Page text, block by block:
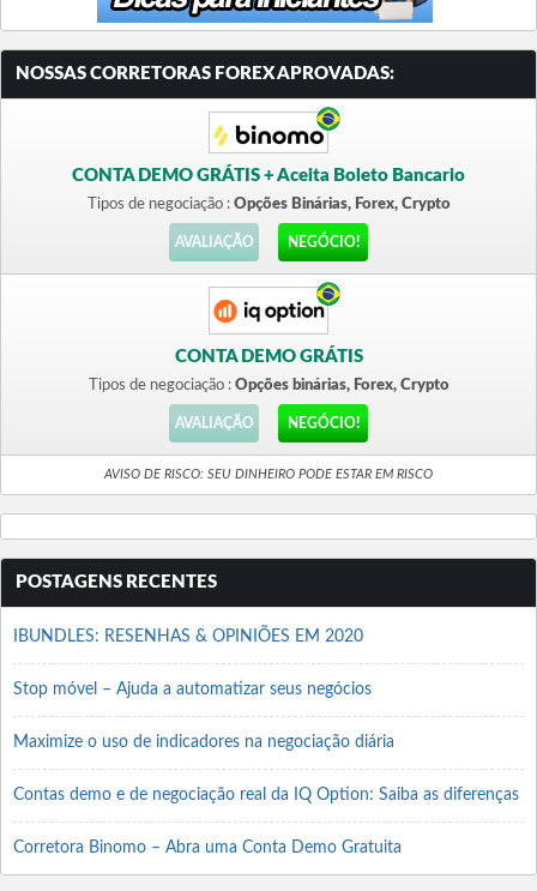
NOSSAS CORRETORAS FOREX APROVADAS:
CONTA DEMO GRÁTIS + Aceita Boleto Bancario
Tipos de negociação : Opções Binárias, Forex, Crypto
AVALIAÇÃO NEGÓCIO!
CONTA DEMO GRÁTIS
Tipos de negociação : Opções binárias, Forex, Crypto
AVALIAÇÃO NEGÓCIO!
AVISO DE RISCO: SEU DINHEIRO PODE ESTAR EM RISCO
POSTAGENS RECENTES
IBUNDLES: RESENHAS & OPINIÕES EM 2020
Stop móvel – Ajuda a automatizar seus negócios
Maximize o uso de indicadores na negociação diária
Contas demo e de negociação real da IQ Option: Saiba as diferenças
Corretora Binomo – Abra uma Conta Demo Gratuita